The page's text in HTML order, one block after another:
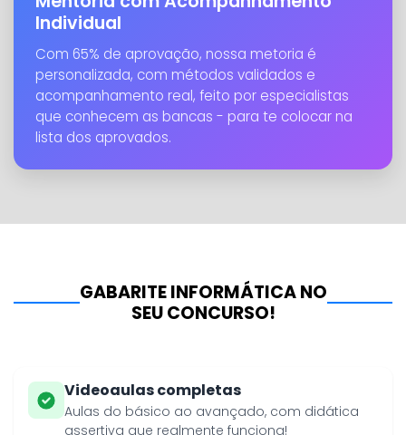
Individual
Com 65% de aprovação, nossa metoria é
personalizada, com métodos validados e
acompanhamento real, feito por especialistas
que conhecem as bancas - para te colocar na
lista dos aprovados.
GABARITE INFORMÁTICA NO
SEU CONCURSO!
Videoaulas completas
Aulas do básico ao avançado, com didática
assertiva que realmente funciona!